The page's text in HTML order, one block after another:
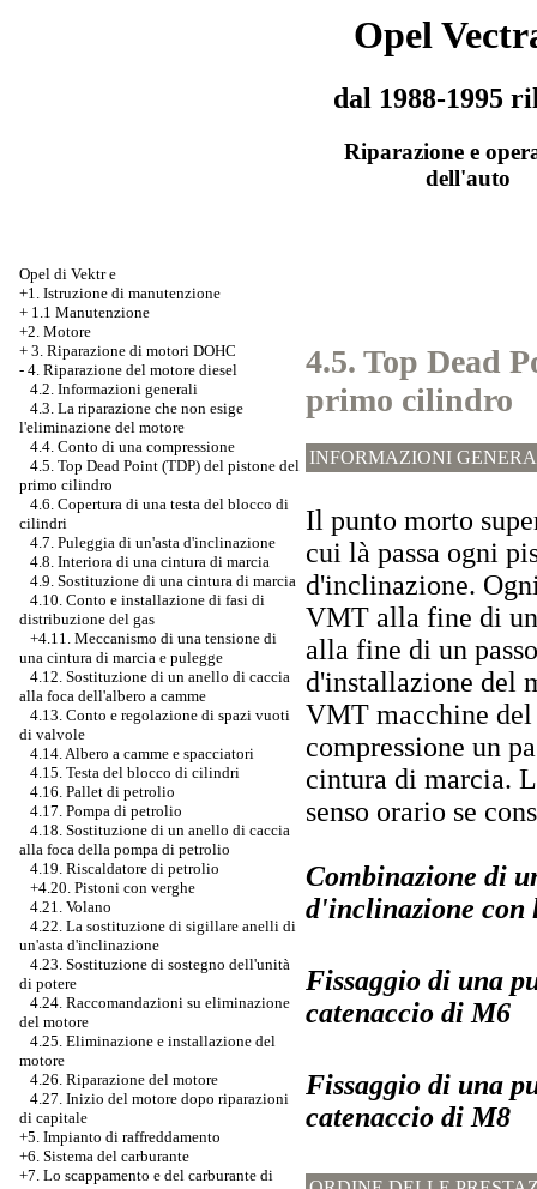
Opel
dal 1988-1995
Riparazione e
dell'auto
Opel di Vektr e
+1. Istruzione di manutenzione
+ 1.1 Manutenzione
+2. Motore
+ 3. Riparazione di motori DOHC
- 4. Riparazione del motore diesel
4.2. Informazioni generali
4.3. La riparazione che non esige
l'eliminazione del motore
4.4. Conto di una compressione
4.5. Top Dead Point (TDP) del pistone del
primo cilindro
4.6. Copertura di una testa del blocco di
cilindri
4.7. Puleggia di un'asta d'inclinazione
4.8. Interiora di una cintura di marcia
4.9. Sostituzione di una cintura di marcia
4.10. Conto e installazione di fasi di
distribuzione del gas
+4.11. Meccanismo di una tensione di
una cintura di marcia e pulegge
4.12. Sostituzione di un anello di caccia
alla foca dell'albero a camme
4.13. Conto e regolazione di spazi vuoti
di valvole
4.14. Albero a camme e spacciatori
4.15. Testa del blocco di cilindri
4.16. Pallet di petrolio
4.17. Pompa di petrolio
4.18. Sostituzione di un anello di caccia
alla foca della pompa di petrolio
4.19. Riscaldatore di petrolio
+4.20. Pistoni con verghe
4.21. Volano
4.22. La sostituzione di sigillare anelli di
un'asta d'inclinazione
4.23. Sostituzione di sostegno dell'unità
di potere
4.24. Raccomandazioni su eliminazione
del motore
4.25. Eliminazione e installazione del
motore
4.26. Riparazione del motore
4.27. Inizio del motore dopo riparazioni
di capitale
+5. Impianto di raffreddamento
+6. Sistema del carburante
+7. Lo scappamento e del carburante di
4.5. Top Dead
primo cilindro
INFORMAZIONI
Il punto morto
cui là passa ogni
d'inclinazione.
VMT alla fine di un
alla fine di un
d'installazione del
VMT macchine
compressione un
cintura di marcia.
senso orario se
Combinazione di
d'inclinazione con
Fissaggio di una
catenaccio di M6
Fissaggio di una
catenaccio di M8